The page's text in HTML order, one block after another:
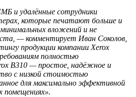
и удалённые сотрудники
которые печатают больше и
вложений и не
— комментирует Иван Соколов,
продукции компании Xerox
полностью
B310 — простое, надёжное и
с низкой стоимостью
для максимально эффективной
помещениях».